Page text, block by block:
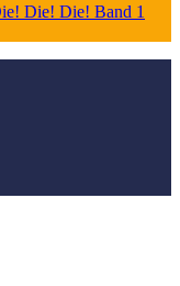
Die! Die! Band 1